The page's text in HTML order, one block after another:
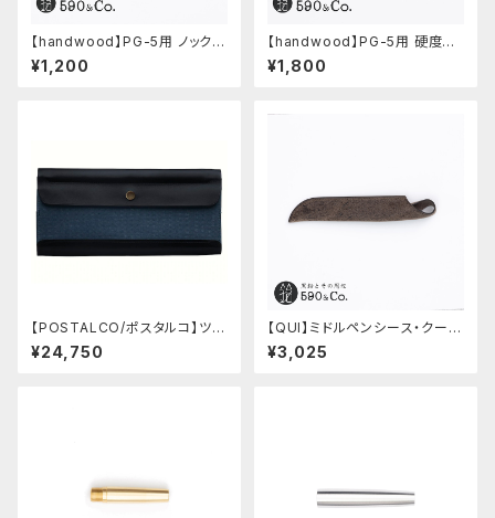
【handwood】PG-5用 ノック部
カバー (真鍮)
¥1,200
【handwood】PG-5用 硬度表
示窓 (超超ジュラルミン/楕円)
¥1,800
【POSTALCO/ポスタルコ】ツー
ルボックス (Navy Blue)
¥24,750
【QUI】ミドルペンシース・クード
ゥー (ストーン)
¥3,025